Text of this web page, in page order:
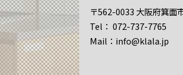
〒562-0033 大阪府箕面
Tel： 072-737-7765
Mail： info@klala.jp